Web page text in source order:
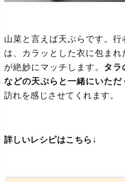
山菜と言えば天ぷらです。
は、カラッとした衣に包ま
が絶妙にマッチします。 タラ
などの天ぷらと一緒にいただ
訪れを感じさせてくれます。
詳しいレシピはこちら↓